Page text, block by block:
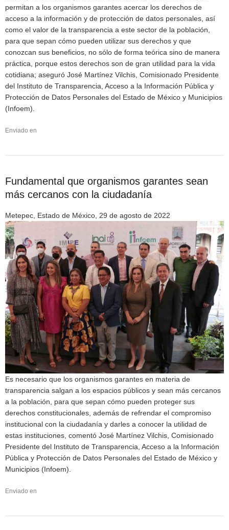
permitan a los organismos garantes acercar los derechos de
acceso a la información y de protección de datos personales, así
como el valor de la transparencia a este sector de la población,
para que sepan cómo pueden utilizar sus derechos y que
conozcan sus beneficios, no sólo de forma teórica sino de manera
práctica, porque estos derechos son de gran utilidad para la vida
cotidiana; aseguró José Martínez Vilchis, Comisionado Presidente
del Instituto de Transparencia, Acceso a la Información Pública y
Protección de Datos Personales del Estado de México y Municipios
(Infoem).
Enviado en
Fundamental que organismos garantes sean
más cercanos con la ciudadanía
Metepec, Estado de México, 29 de agosto de 2022
Es necesario que los organismos garantes en materia de
transparencia salgan a los espacios públicos y sean más cercanos
a la población, para que sepan cómo pueden proteger sus
derechos constitucionales, además de refrendar el compromiso
institucional con la ciudadanía y darles a conocer la utilidad de
estas instituciones, comentó José Martínez Vilchis, Comisionado
Presidente del Instituto de Transparencia, Acceso a la Información
Pública y Protección de Datos Personales del Estado de México y
Municipios (Infoem).
Enviado en